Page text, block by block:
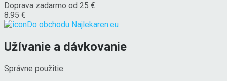
Doprava zadarmo od 25 €
8.95 €
Do obchodu Najlekaren.eu
Užívanie a dávkovanie
Správne použitie: